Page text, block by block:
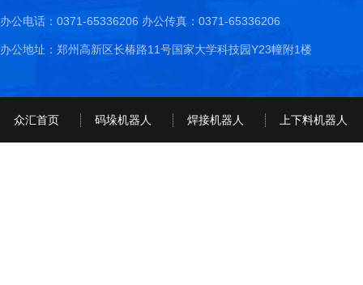
办公电话：0371-65336206 办公传真：0371-65336206
办公地址：郑州高新区长椿路11号国家大学科技园Y23幢附1楼
众汇首页 码垛机器人 焊接机器人 上下料机器人